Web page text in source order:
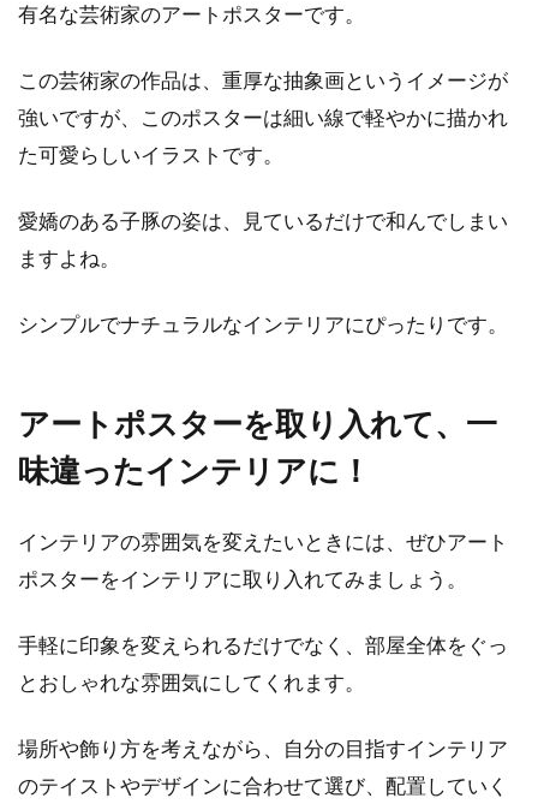
有名な芸術家のアートポスターです。
この芸術家の作品は、重厚な抽象画というイメージが
強いですが、このポスターは細い線で軽やかに描かれ
た可愛らしいイラストです。
愛嬌のある子豚の姿は、見ているだけで和んでしまい
ますよね。
シンプルでナチュラルなインテリアにぴったりです。
アートポスターを取り入れて、一
味違ったインテリアに！
インテリアの雰囲気を変えたいときには、ぜひアート
ポスターをインテリアに取り入れてみましょう。
手軽に印象を変えられるだけでなく、部屋全体をぐっ
とおしゃれな雰囲気にしてくれます。
場所や飾り方を考えながら、自分の目指すインテリア
のテイストやデザインに合わせて選び、配置していく